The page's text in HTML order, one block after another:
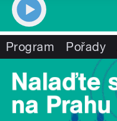
Program Pořady